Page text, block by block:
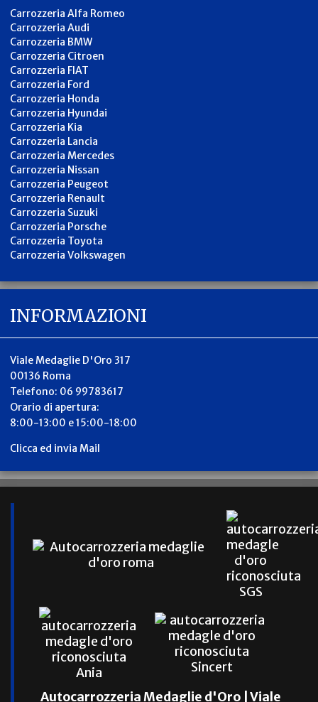
Carrozzeria Alfa Romeo
Carrozzeria Audi
Carrozzeria BMW
Carrozzeria Citroen
Carrozzeria FIAT
Carrozzeria Ford
Carrozzeria Honda
Carrozzeria Hyundai
Carrozzeria Kia
Carrozzeria Lancia
Carrozzeria Mercedes
Carrozzeria Nissan
Carrozzeria Peugeot
Carrozzeria Renault
Carrozzeria Suzuki
Carrozzeria Porsche
Carrozzeria Toyota
Carrozzeria Volkswagen
INFORMAZIONI
Viale Medaglie D'Oro 317
00136 Roma
Telefono: 06 99783617
Orario di apertura:
8:00-13:00 e 15:00-18:00
Clicca ed invia Mail
Autocarrozzeria Medaglie d'Oro | Viale